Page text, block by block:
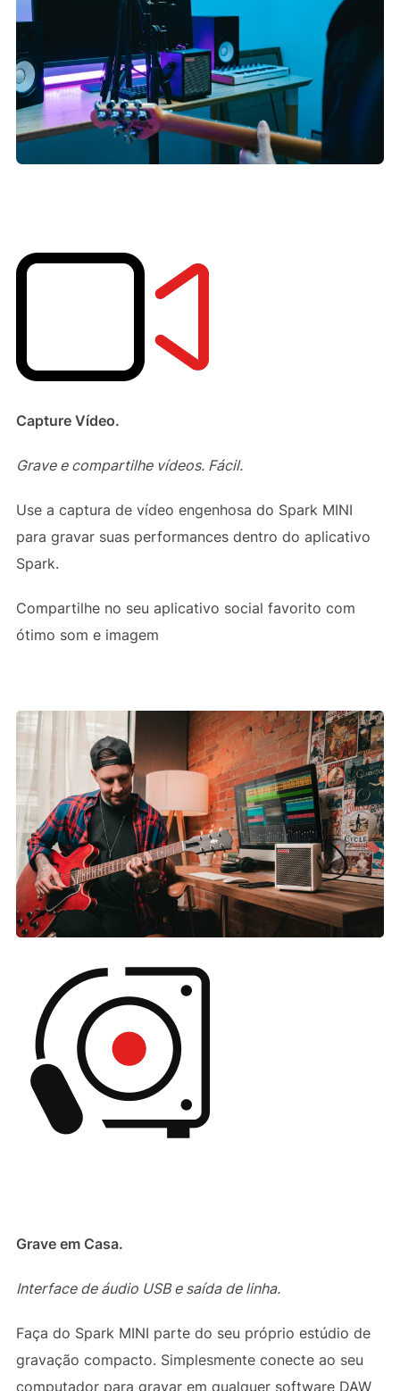
Capture Vídeo.
Grave e compartilhe vídeos. Fácil.
Use a captura de vídeo engenhosa do Spark MINI
para gravar suas performances dentro do aplicativo
Spark.
Compartilhe no seu aplicativo social favorito com
ótimo som e imagem
Grave em Casa.
Interface de áudio USB e saída de linha.
Faça do Spark MINI parte do seu próprio estúdio de
gravação compacto. Simplesmente conecte ao seu
computador para gravar em qualquer software DAW